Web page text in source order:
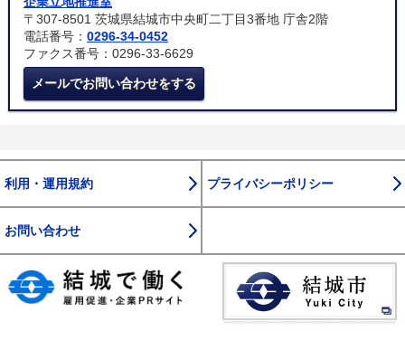
〒307-8501 茨城県結城市中央町二丁目3番地 庁舎2階
電話番号： 0296-34-0452
ファクス番号：0296-33-6629
メールでお問い合わせをする
利用・運用規約 プライバシーポリシー
お問い合わせ